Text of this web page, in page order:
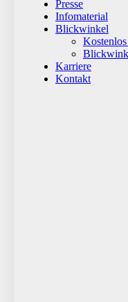
Presse
Infomaterial
Blickwinkel
Karriere
Kontakt